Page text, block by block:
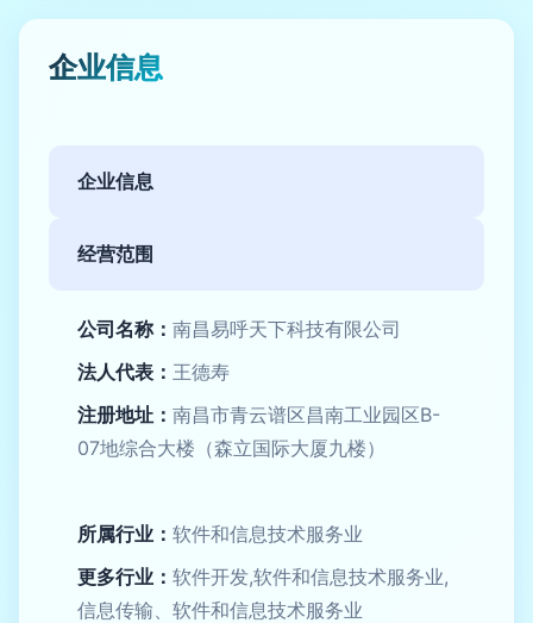
企业信息
企业信息
经营范围
公司名称： 南昌易呼天下科技有限公司
法人代表： 王德寿
注册地址： 南昌市青云谱区昌南工业园区B-
07地综合大楼（森立国际大厦九楼）
所属行业： 软件和信息技术服务业
更多行业： 软件开发,软件和信息技术服务业,
信息传输、软件和信息技术服务业